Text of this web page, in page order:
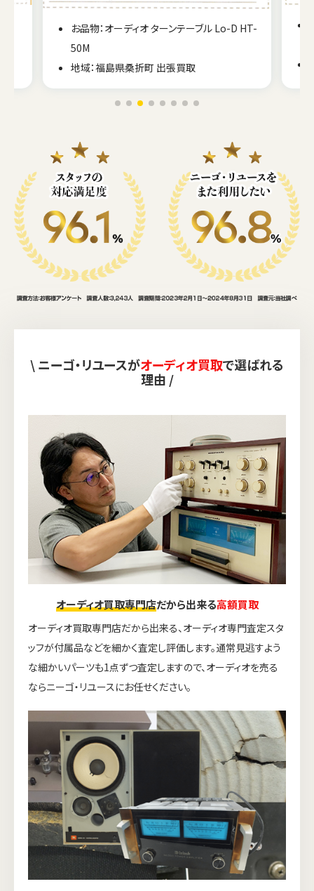
お品物：オーディオ ターンテーブル Lo-D HT-
50M
地域：福島県桑折町 出張買取
\ ニーゴ・リユースがオーディオ買取で選ばれる
理由 /
オーディオ買取専門店だから出来る高額買取
オーディオ買取専門店だから出来る、オーディオ専門査定スタ
ッフが付属品などを細かく査定し評価します。通常見逃すよう
な細かいパーツも1点ずつ査定しますので、オーディオを売る
ならニーゴ・リユースにお任せください。